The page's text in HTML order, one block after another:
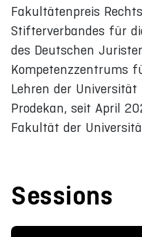
Fakultätenpreis
Stifterverbandes für
des Deutschen
Kompetenzzentrums
Lehren der Universität
Prodekan, seit April
Fakultät der
Sessions